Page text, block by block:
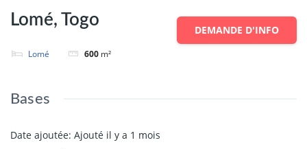
Lomé, Togo
Lomé 600 m²
DEMANDE D'INFO
Bases
Date ajoutée: Ajouté il y a 1 mois